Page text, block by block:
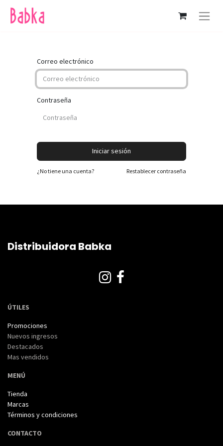
Correo electrónico
Contraseña
Iniciar sesión
¿No tiene una cuenta? Restablecer contraseña
Distribuidora Babka
ÚTILES
Promociones
Nuevos ingresos
Destacados
Mas vendidos
MENÚ
Tienda
Marcas
Términos y condiciones
CONTACTO